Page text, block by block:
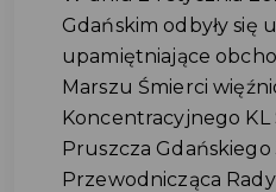
Gdańskim odbyły się
upamiętniające
Marszu Śmierci
Koncentracyjnego
Pruszcza
Przewodnicząca